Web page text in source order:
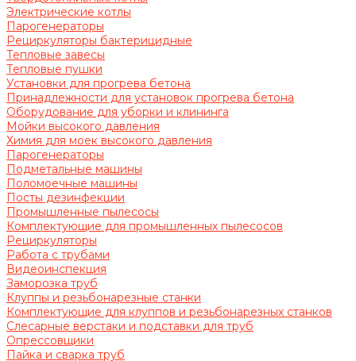
Электрические котлы
Парогенераторы
Рециркуляторы бактерицидные
Тепловые завесы
Тепловые пушки
Установки для прогрева бетона
Принадлежности для установок прогрева бетона
Оборудование для уборки и клининга
Мойки высокого давления
Химия для моек высокого давления
Парогенераторы
Подметальные машины
Поломоечные машины
Посты дезинфекции
Промышленные пылесосы
Комплектующие для промышленных пылесосов
Рециркуляторы
Работа с трубами
Видеоинспекция
Заморозка труб
Клуппы и резьбонарезные станки
Комплектующие для клуппов и резьбонарезных станков
Слесарные верстаки и подставки для труб
Опрессовщики
Пайка и сварка труб